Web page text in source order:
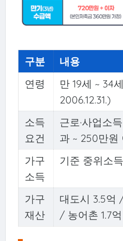
구분
내용
연령
만 19세 ~ 34
2006.12.31.)
소득
요건
근로·사업소
과 ~ 250만원
가구
소득
기준 중위소
가구
재산
대도시 3.5억
/ 농어촌 1.7